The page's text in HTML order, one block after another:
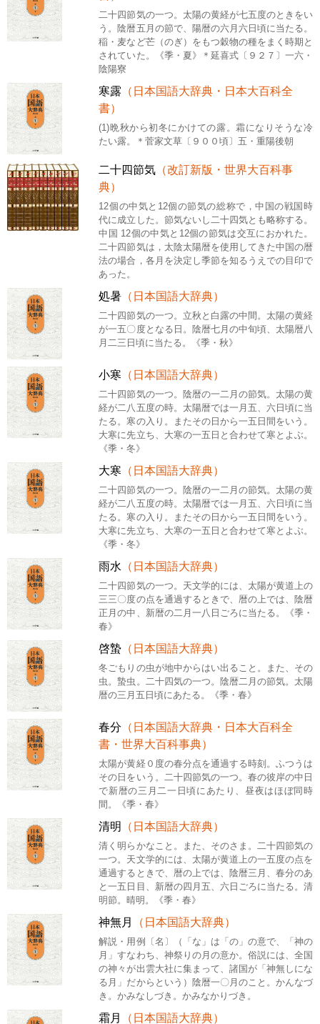
二十四節気の一つ。太陽の黄経が七五度のときをい
う。陰暦五月の節で、陽暦の六月六日頃に当たる。
稲・麦など芒（のぎ）をもつ穀物の種をまく時期と
されていた。《季・夏》＊延喜式〔９２７〕一六・
陰陽寮
寒露 （日本国語大辞典・日本大百科全
書）
(1)晩秋から初冬にかけての露。霜になりそうな冷
たい露。＊菅家文草〔９００頃〕五・重陽後朝
二十四節気 （改訂新版・世界大百科事
典）
12個の中気と12個の節気の総称で，中国の戦国時
代に成立した。節気ないし二十四気とも略称する。
中国 12個の中気と12個の節気は交互におかれた。
二十四節気は，太陰太陽暦を使用してきた中国の暦
法の場合，各月を決定し季節を知るうえでの目印で
あった。
処暑 （日本国語大辞典）
二十四節気の一つ。立秋と白露の中間。太陽の黄経
が一五〇度となる日。陰暦七月の中旬頃、太陽暦八
月二三日頃に当たる。《季・秋》
小寒 （日本国語大辞典）
二十四節気の一つ。陰暦の一二月の節気。太陽の黄
経が二八五度の時。太陽暦では一月五、六日頃に当
たる。寒の入り。またその日から一五日間をいう。
大寒に先立ち、大寒の一五日と合わせて寒とよぶ。
《季・冬》
大寒 （日本国語大辞典）
二十四節気の一つ。陰暦の一二月の節気。太陽の黄
経が二八五度の時。太陽暦では一月五、六日頃に当
たる。寒の入り。またその日から一五日間をいう。
大寒に先立ち、大寒の一五日と合わせて寒とよぶ。
《季・冬》
雨水 （日本国語大辞典）
二十四節気の一つ。天文学的には、太陽が黄道上の
三三〇度の点を通過するときで、暦の上では、陰暦
正月の中、新暦の二月一八日ごろに当たる。《季・
春》
啓蟄 （日本国語大辞典）
冬ごもりの虫が地中からはい出ること。また、その
虫。蟄虫。二十四気の一つ。陰暦二月の節気。太陽
暦の三月五日頃にあたる。《季・春》
春分 （日本国語大辞典・日本大百科全
書・世界大百科事典）
太陽が黄経０度の春分点を通過する時刻。ふつうは
その日をいう。二十四節気の一つ。春の彼岸の中日
で新暦の三月二一日頃にあたり、昼夜はほぼ同時
間。《季・春》
清明 （日本国語大辞典）
清く明らかなこと。また、そのさま。二十四節気の
一つ。天文学的には、太陽が黄道上の一五度の点を
通過するときで、暦の上では、陰暦三月、春分のあ
と一五日目、新暦の四月五、六日ごろに当たる。清
明節。晴明。《季・春》
神無月 （日本国語大辞典）
解説・用例〔名〕（「な」は「の」の意で、「神の
月」すなわち、神祭りの月の意か。俗説には、全国
の神々が出雲大社に集まって、諸国が「神無しにな
る月」だからという）陰暦一〇月のこと。かんなづ
き。かみなしづき。かみなかりづき。
霜月 （日本国語大辞典）